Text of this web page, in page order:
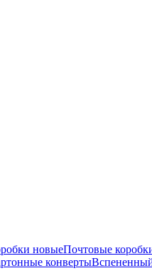
новыеПочтовые
конверты